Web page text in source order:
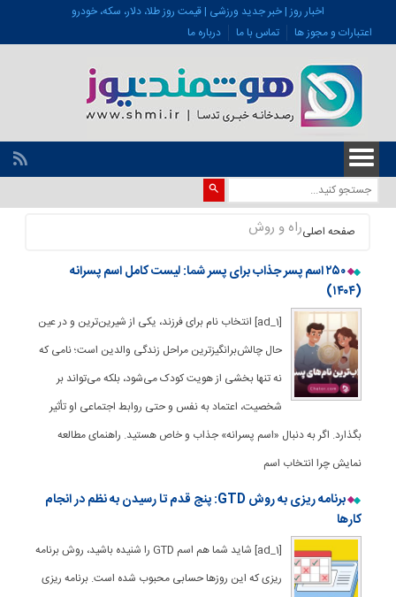
اخبار روز | خبر جدید ورزشی | قیمت روز طلا، دلار، سکه، خودرو
اعتبارات و مجوز ها
تماس با ما درباره ما
صفحه اصلیراه و روش
۲۵۰ اسم پسر جذاب برای پسر شما: لیست کامل اسم پسرانه
(۱۴۰۴)
[ad_1] انتخاب نام برای فرزند، یکی از شیرین‌ترین و در عین
حال چالش‌برانگیزترین مراحل زندگی والدین است؛ نامی که
نه تنها بخشی از هویت کودک می‌شود، بلکه می‌تواند بر
شخصیت، اعتماد به نفس و حتی روابط اجتماعی او تأثیر
بگذارد. اگر به دنبال «اسم پسرانه» جذاب و خاص هستید. راهنمای مطالعه
نمایش چرا انتخاب اسم
برنامه ریزی به روش GTD: پنج قدم تا رسیدن به نظم در انجام
کارها
[ad_1] شاید شما هم اسم GTD را شنیده باشید، روش برنامه
ریزی که این روزها حسابی محبوب شده است. برنامه ریزی